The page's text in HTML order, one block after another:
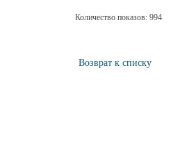
Количество показов: 994
Возврат к списку